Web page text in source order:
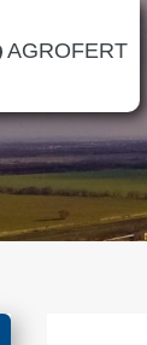
AGROFERT